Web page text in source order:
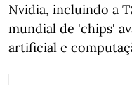
Nvidia, incluindo a
mundial de 'chips'
artificial e